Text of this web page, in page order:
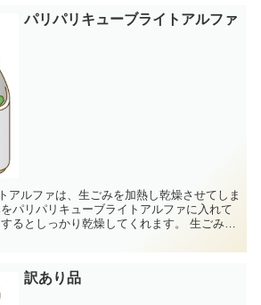
パリパリキューブライトアルファ
アルファは、生ごみを加熱し乾燥させてしま
訳あり品